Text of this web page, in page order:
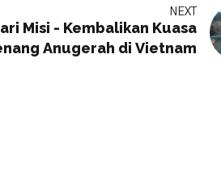
NEXT
Misi - Kembalikan Kuasa
Anugerah di Vietnam